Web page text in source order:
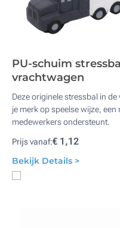
PU-schuim
vrachtwagen
Deze originele stressbal in
je merk op speelse wijze,
medewerkers ondersteunt.
Prijs vanaf:€ 1,12
Bekijk Details >